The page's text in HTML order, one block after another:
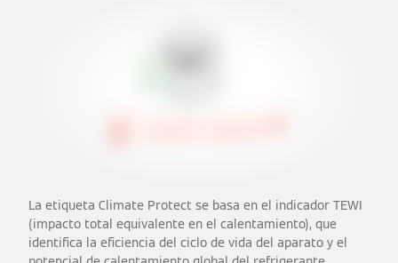
La etiqueta Climate Protect se basa en el indicador TEWI
(impacto total equivalente en el calentamiento), que
identifica la eficiencia del ciclo de vida del aparato y el